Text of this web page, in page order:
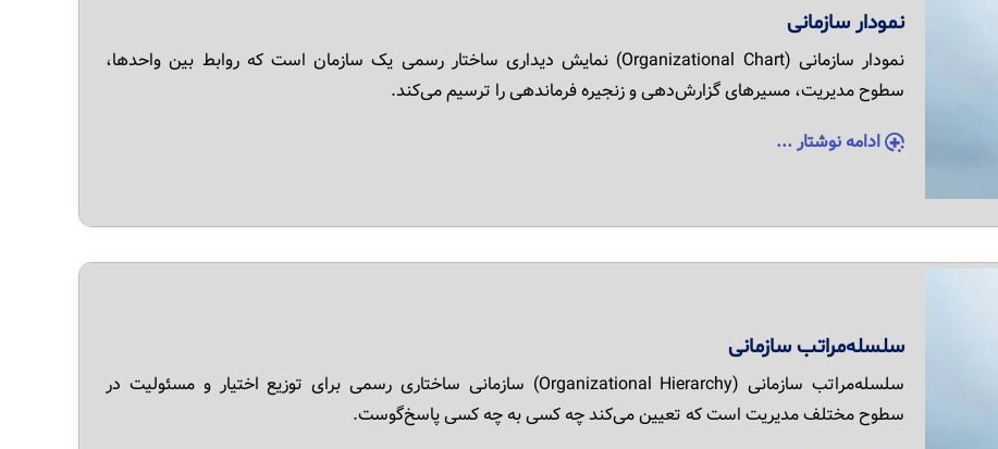
نمودار سازمانی
نمودار سازمانی (Organizational Chart) نمایش دیداری ساختار رسمی یک سازمان است که روابط بین واحدها،
سطوح مدیریت، مسیرهای گزارش‌دهی و زنجیره فرماندهی را ترسیم می‌کند.
ادامه نوشتار ...
سلسله‌مراتب سازمانی
سلسله‌مراتب سازمانی (Organizational Hierarchy) سازمانی ساختاری رسمی برای توزیع اختیار و مسئولیت در
سطوح مختلف مدیریت است که تعیین می‌کند چه کسی به چه کسی پاسخ‌گوست.